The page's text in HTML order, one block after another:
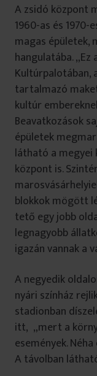
A zsidó központ
1960-as és
magas épületek,
hangulatába.
Kultúrpalotában,
tartalmazó
kultúr
Beavatkozások
épületek
látható a megyei
központ is.
blokkok mögött
tető egy jobb
legnagyobb
igazán vannak a
A negyedik
nyári színház
stadionban
itt, „mert a
események.
A távolban